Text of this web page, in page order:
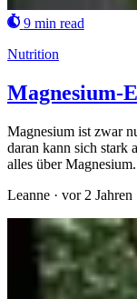
9 min read
Nutrition
Magnesium-
Magnesium ist zwar
daran kann sich stark
alles über Magnesium.
Leanne · vor 2 Jahren